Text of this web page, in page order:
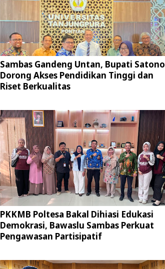
Sambas Gandeng Untan, Bupati Satono
Dorong Akses Pendidikan Tinggi dan
Riset Berkualitas
PKKMB Poltesa Bakal Dihiasi Edukasi
Demokrasi, Bawaslu Sambas Perkuat
Pengawasan Partisipatif